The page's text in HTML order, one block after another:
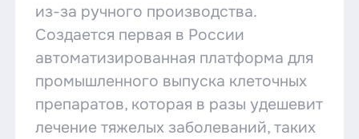
из-за ручного производства.
Создается первая в России
автоматизированная платформа для
промышленного выпуска клеточных
препаратов, которая в разы удешевит
лечение тяжелых заболеваний, таких